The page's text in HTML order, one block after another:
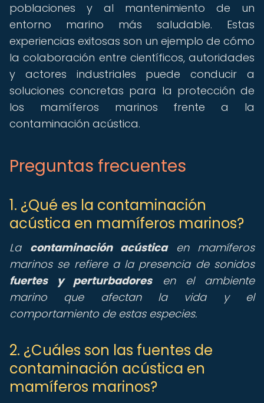
poblaciones y al mantenimiento de un
entorno marino más saludable. Estas
experiencias exitosas son un ejemplo de cómo
la colaboración entre científicos, autoridades
y actores industriales puede conducir a
soluciones concretas para la protección de
los mamíferos marinos frente a la
contaminación acústica.
Preguntas frecuentes
1. ¿Qué es la contaminación
acústica en mamíferos marinos?
La contaminación acústicaen mamíferos
marinos se refiere a la presencia de sonidos
fuertes y perturbadoresen el ambiente
marino que afectan la vida y el
comportamiento de estas especies.
2. ¿Cuáles son las fuentes de
contaminación acústica en
mamíferos marinos?